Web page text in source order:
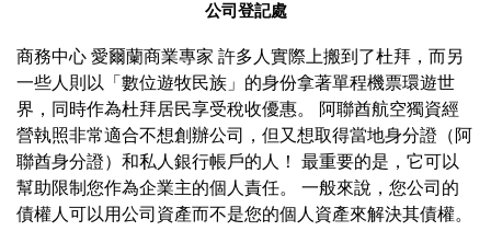
公司登記處
商務中心 愛爾蘭商業專家 許多人實際上搬到了杜拜，而另
一些人則以「數位遊牧民族」的身份拿著單程機票環遊世
界，同時作為杜拜居民享受稅收優惠。 阿聯酋航空獨資經
營執照非常適合不想創辦公司，但又想取得當地身分證（阿
聯酋身分證）和私人銀行帳戶的人！ 最重要的是，它可以
幫助限制您作為企業主的個人責任。 一般來說，您公司的
債權人可以用公司資產而不是您的個人資產來解決其債權。